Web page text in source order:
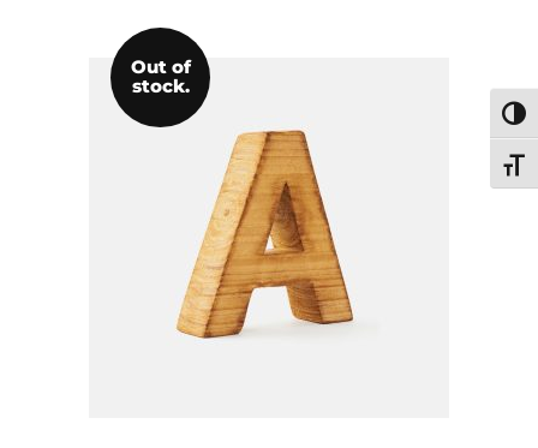
Out of
stock.